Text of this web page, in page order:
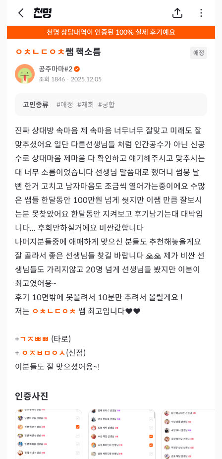
천명 상담내역이 인증된 100% 실제 후기예요
ㅇㅊㄴㄷㅇㅊ쌤 핵소름 애정
공주마마#2
조회 1846 · 2025.12.05
고민종류 #애정 #재회 #궁합
진짜 상대방 속마음 제 속마음 너무너무 잘맞고 미래도 잘
맞추셨어요 일단 다른선생님들 처럼 인간공수가 아닌 신공
수로 상대마음 제마음 다 확인하고 얘기해주시고 맞추시는
대 너무 소름이었습니다 선생님 말씀대로 했더니 썸붕 날
뻔 한거 고치고 남자마음도 조금씩 열어가는중이에요 수많
은 쌤들 한달동안 100만원 넘게 썻지만 이쌤 만큼 잘보시
는분 못찾았어요 한달동안 지켜보고 후기남기는대 대박입
니다... 후회안하실거에요 비싼값합니다
나머지분들중에 애매하게 맞으신 분들도 추천해놓을게요
잘 골라서 좋은 선생님들 찾길 바랍니다 🙏🙏 제가 비싼 선
생님들도 가리지않고 20명 넘게 선생님들 봤지만 이분이
최고였어용~
후기 10면밖에 못올려서 10분만 추려서 올릴게요 !
저는 ㅇㅊㄴㄷㅇㅊ 쌤 최고입니다❤️❤️
+ㄱㅈㅃㅃ (타로)
+ ㅇㅈㅂㅁㅇㅅ(신점)
이분들도 잘 맞으셨어용~!
인증사진